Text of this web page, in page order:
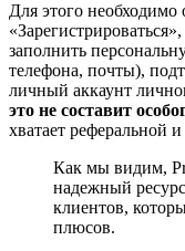
Для этого
заполнить
телефона, почты),
личный аккаунт
это не составит
хватает реферальной
Как мы видим,
надежный
клиентов,
плюсов.